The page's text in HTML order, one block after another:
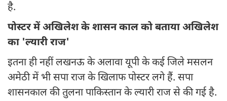
है.
पोस्टर में अखिलेश के शासन काल को बताया अखिलेश
का 'ल्यारी राज'
इतना ही नहीं लखनऊ के अलावा यूपी के कई जिले मसलन
अमेठी में भी सपा राज के खिलाफ पोस्टर लगे हैं. सपा
शासनकाल की तुलना पाकिस्तान के ल्यारी राज से की गई है.